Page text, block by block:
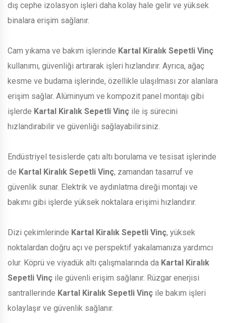
dış cephe izolasyon işleri daha kolay hale gelir ve yüksek
binalara erişim sağlanır.
Cam yıkama ve bakım işlerinde Kartal Kiralık Sepetli Vinç
kullanımı, güvenliği artırarak işleri hızlandırır. Ayrıca, ağaç
kesme ve budama işlerinde, özellikle ulaşılması zor alanlara
erişim sağlar. Alüminyum ve kompozit panel montajı gibi
işlerde Kartal Kiralık Sepetli Vinç ile iş sürecini
hızlandırabilir ve güvenliği sağlayabilirsiniz.
Endüstriyel tesislerde çatı altı borulama ve tesisat işlerinde
de Kartal Kiralık Sepetli Vinç, zamandan tasarruf ve
güvenlik sunar. Elektrik ve aydınlatma direği montajı ve
bakımı gibi işlerde yüksek noktalara erişimi hızlandırır.
Dizi çekimlerinde Kartal Kiralık Sepetli Vinç, yüksek
noktalardan doğru açı ve perspektif yakalamanıza yardımcı
olur. Köprü ve viyadük altı çalışmalarında da Kartal Kiralık
Sepetli Vinç ile güvenli erişim sağlanır. Rüzgar enerjisi
santrallerinde Kartal Kiralık Sepetli Vinç ile bakım işleri
kolaylaşır ve güvenlik sağlanır.